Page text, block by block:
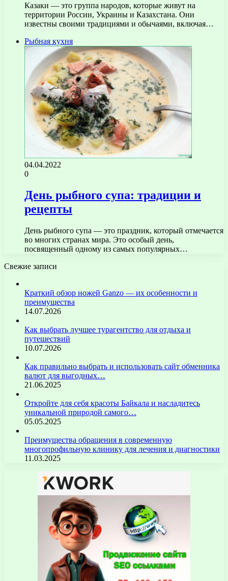
Казаки — это группа народов, которые живут на
территории России, Украины и Казахстана. Они
известны своими традициями и обычаями, включая…
Рыбная кухня
04.04.2022
0
День рыбного супа: традиции и
рецепты
День рыбного супа — это праздник, который отмечается
во многих странах мира. Это особый день,
посвященный одному из самых популярных…
Свежие записи
Краткий обзор ножей Ganzo — их особенности и
преимущества
14.07.2026
Как выбрать лучшее турагентство для отдыха и
путешествий
10.07.2026
Как правильно выбрать и использовать сайт обменника
валют для выгодных…
21.06.2025
Откройте для себя красоты Байкала и насладитесь
уникальной природой самого…
05.05.2025
Преимущества обращения в современную
многопрофильную клинику для лечения и диагностики
11.03.2025